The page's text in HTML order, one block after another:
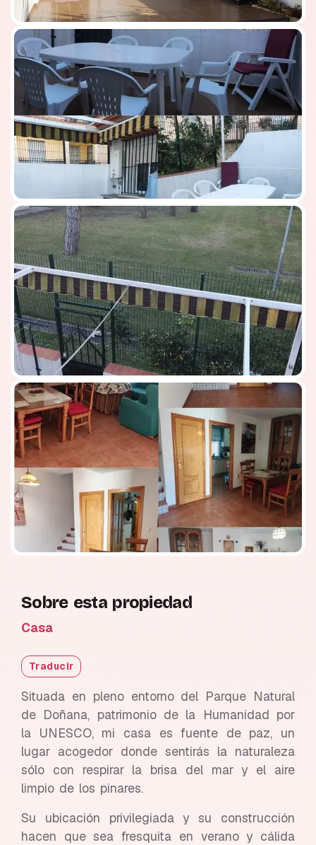
Sobre esta propiedad
Casa
Traducir
Situada en pleno entorno del Parque Natural
de Doñana, patrimonio de la Humanidad por
la UNESCO, mi casa es fuente de paz, un
lugar acogedor donde sentirás la naturaleza
sólo con respirar la brisa del mar y el aire
limpio de los pinares.
Su ubicación privilegiada y su construcción
hacen que sea fresquita en verano y cálida